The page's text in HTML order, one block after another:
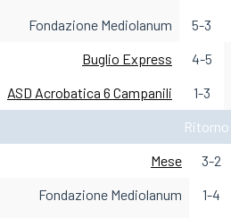
Fondazione Mediolanum
5-3
Buglio Express
4-5
ASD Acrobatica 6 Campanili
1-3
Ritorno
Mese
3-2
Fondazione Mediolanum
1-4